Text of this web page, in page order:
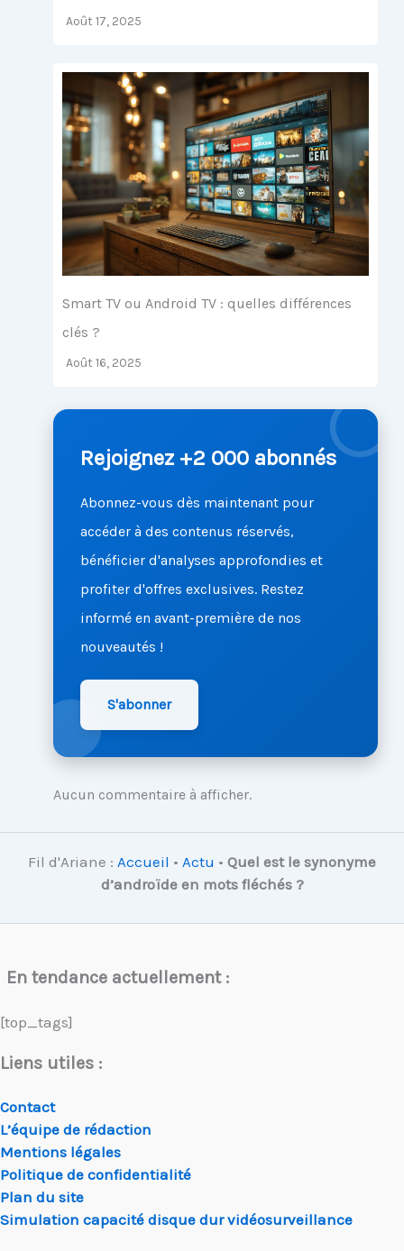
Août 17, 2025
Smart TV ou Android TV : quelles différences
clés ?
Août 16, 2025
Rejoignez +2 000 abonnés
Abonnez-vous dès maintenant pour
accéder à des contenus réservés,
bénéficier d'analyses approfondies et
profiter d'offres exclusives. Restez
informé en avant-première de nos
nouveautés !
S'abonner
Aucun commentaire à afficher.
Fil d'Ariane : Accueil • Actu • Quel est le synonyme
d’androïde en mots fléchés ?
En tendance actuellement :
[top_tags]
Liens utiles :
Contact
L’équipe de rédaction
Mentions légales
Politique de confidentialité
Plan du site
Simulation capacité disque dur vidéosurveillance